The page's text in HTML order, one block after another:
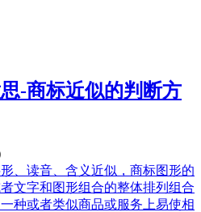
-商标近似的判断方
、读音、含义近似，商标图形的
文字和图形组合的整体排列组合
种或者类似商品或服务上易使相